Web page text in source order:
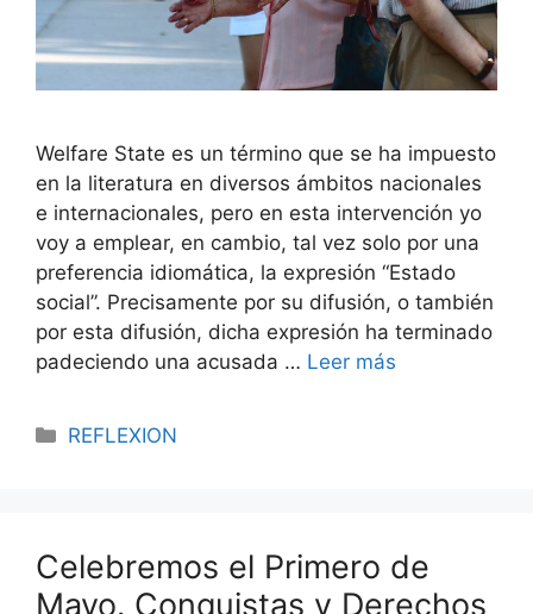
Welfare State es un término que se ha impuesto
en la literatura en diversos ámbitos nacionales
e internacionales, pero en esta intervención yo
voy a emplear, en cambio, tal vez solo por una
preferencia idiomática, la expresión “Estado
social”. Precisamente por su difusión, o también
por esta difusión, dicha expresión ha terminado
padeciendo una acusada … Leer más
REFLEXION
Celebremos el Primero de
Mayo. Conquistas y Derechos